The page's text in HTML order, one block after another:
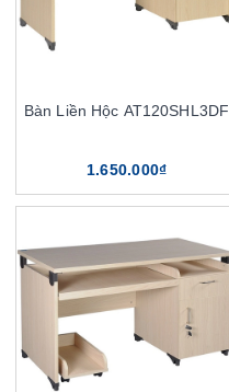
Bàn Liền Hộc AT120SHL3DF
1.650.000₫